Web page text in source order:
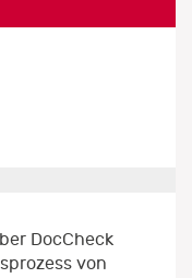
DocCheck
von